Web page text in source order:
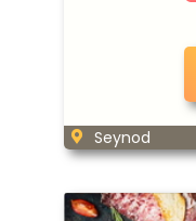
Seynod